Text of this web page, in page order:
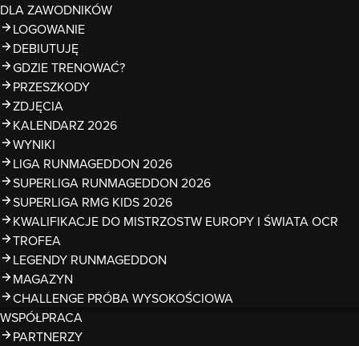
DLA ZAWODNIKÓW
LOGOWANIE
DEBIUTUJĘ
GDZIE TRENOWAĆ?
PRZESZKODY
ZDJĘCIA
KALENDARZ 2026
WYNIKI
LIGA RUNMAGEDDON 2026
SUPERLIGA RUNMAGEDDON 2026
SUPERLIGA RMG KIDS 2026
KWALIFIKACJE DO MISTRZOSTW EUROPY I ŚWIATA OCR
TROFEA
LEGENDY RUNMAGEDDON
MAGAZYN
CHALLENGE PRÓBA WYSOKOŚCIOWA
WSPÓŁPRACA
PARTNERZY